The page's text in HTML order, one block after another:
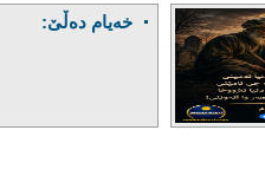
خەیام دەڵێ: